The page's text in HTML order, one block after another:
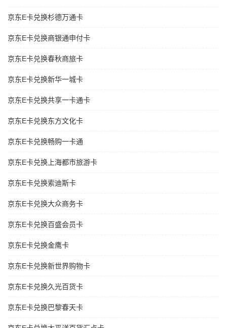
京东E卡兑换杉德万通卡
京东E卡兑换商银通申付卡
京东E卡兑换春秋商旅卡
京东E卡兑换新华一城卡
京东E卡兑换共享一卡通卡
京东E卡兑换东方文化卡
京东E卡兑换畅购一卡通
京东E卡兑换上海都市旅游卡
京东E卡兑换索迪斯卡
京东E卡兑换大众商务卡
京东E卡兑换百盛会员卡
京东E卡兑换金鹰卡
京东E卡兑换新世界购物卡
京东E卡兑换久光百货卡
京东E卡兑换巴黎春天卡